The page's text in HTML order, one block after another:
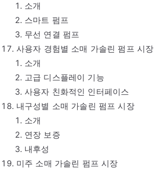
소개
스마트 펌프
무선 연결 펌프
사용자 경험별 소매 가솔린 펌프 시장
소개
고급 디스플레이 기능
사용자 친화적인 인터페이스
내구성별 소매 가솔린 펌프 시장
소개
연장 보증
내후성
미주 소매 가솔린 펌프 시장